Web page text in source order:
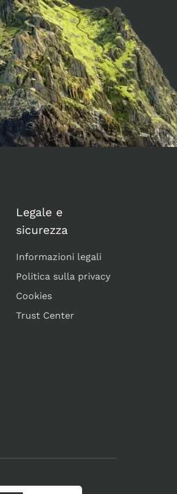
Legale e
sicurezza
Informazioni legali
Politica sulla privacy
Cookies
Trust Center